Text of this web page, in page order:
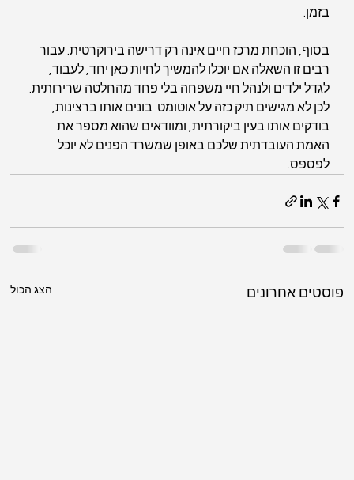
בזמן.
בסוף, הוכחת מרכז חיים אינה רק דרישה בירוקרטית. עבור
רבים זו השאלה אם יוכלו להמשיך לחיות כאן יחד, לעבוד,
לגדל ילדים ולנהל חיי משפחה בלי פחד מהחלטה שרירותית.
לכן לא מגישים תיק כזה על אוטומט. בונים אותו ברצינות,
בודקים אותו בעין ביקורתית, ומוודאים שהוא מספר את
האמת העובדתית שלכם באופן שמשרד הפנים לא יוכל
לפספס.
פוסטים אחרונים הצג הכול